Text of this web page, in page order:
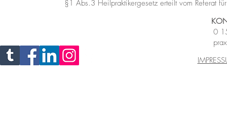
§1 Abs.3 Heilpraktikergesetz erteilt vom Referat
0